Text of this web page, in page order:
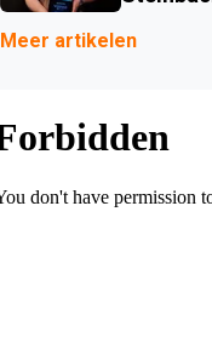
Meer artikelen